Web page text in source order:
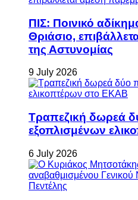
ΠΙΣ: Ποινικό
Θριάσιο,
της Αστυνομίας
9 July 2026
Τραπεζική δωρεά
εξοπλισμένων
6 July 2026